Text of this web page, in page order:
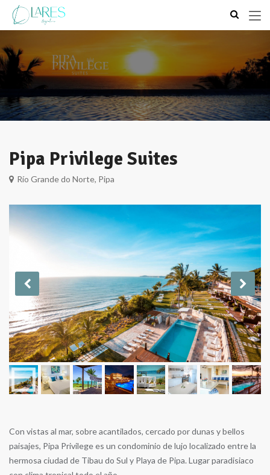
Pipa Privilege Suites
Río Grande do Norte, Pipa
Con vistas al mar, sobre acantilados, cercado por dunas y bellos
paisajes, Pipa Privilege es un condominio de lujo localizado entre la
hermosa ciudad de Tibau do Sul y Playa de Pipa. Lugar paradisiaco